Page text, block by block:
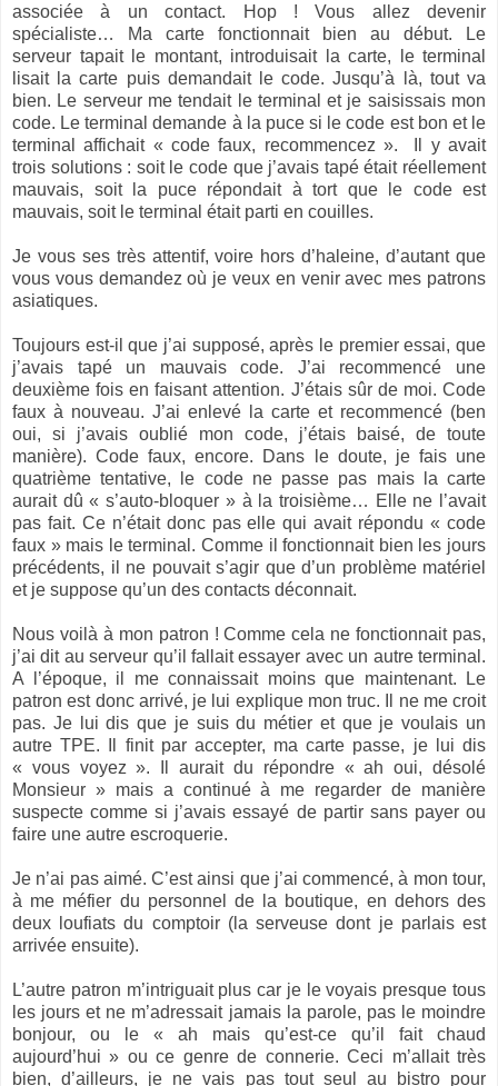
associée à un contact. Hop ! Vous allez devenir
spécialiste… Ma carte fonctionnait bien au début. Le
serveur tapait le montant, introduisait la carte, le terminal
lisait la carte puis demandait le code. Jusqu’à là, tout va
bien. Le serveur me tendait le terminal et je saisissais mon
code. Le terminal demande à la puce si le code est bon et le
terminal affichait « code faux, recommencez ». Il y avait
trois solutions : soit le code que j’avais tapé était réellement
mauvais, soit la puce répondait à tort que le code est
mauvais, soit le terminal était parti en couilles.
Je vous ses très attentif, voire hors d’haleine, d’autant que
vous vous demandez où je veux en venir avec mes patrons
asiatiques.
Toujours est-il que j’ai supposé, après le premier essai, que
j’avais tapé un mauvais code. J’ai recommencé une
deuxième fois en faisant attention. J’étais sûr de moi. Code
faux à nouveau. J’ai enlevé la carte et recommencé (ben
oui, si j’avais oublié mon code, j’étais baisé, de toute
manière). Code faux, encore. Dans le doute, je fais une
quatrième tentative, le code ne passe pas mais la carte
aurait dû « s’auto-bloquer » à la troisième… Elle ne l’avait
pas fait. Ce n’était donc pas elle qui avait répondu « code
faux » mais le terminal. Comme il fonctionnait bien les jours
précédents, il ne pouvait s’agir que d’un problème matériel
et je suppose qu’un des contacts déconnait.
Nous voilà à mon patron ! Comme cela ne fonctionnait pas,
j’ai dit au serveur qu’il fallait essayer avec un autre terminal.
A l’époque, il me connaissait moins que maintenant. Le
patron est donc arrivé, je lui explique mon truc. Il ne me croit
pas. Je lui dis que je suis du métier et que je voulais un
autre TPE. Il finit par accepter, ma carte passe, je lui dis
« vous voyez ». Il aurait du répondre « ah oui, désolé
Monsieur » mais a continué à me regarder de manière
suspecte comme si j’avais essayé de partir sans payer ou
faire une autre escroquerie.
Je n’ai pas aimé. C’est ainsi que j’ai commencé, à mon tour,
à me méfier du personnel de la boutique, en dehors des
deux loufiats du comptoir (la serveuse dont je parlais est
arrivée ensuite).
L’autre patron m’intriguait plus car je le voyais presque tous
les jours et ne m’adressait jamais la parole, pas le moindre
bonjour, ou le « ah mais qu’est-ce qu’il fait chaud
aujourd’hui » ou ce genre de connerie. Ceci m’allait très
bien, d’ailleurs, je ne vais pas tout seul au bistro pour